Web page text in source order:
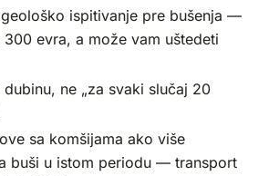
ispitivanje pre bušenja —
evra, a može vam uštedeti
dubinu, ne „za svaki slučaj 20
sa komšijama ako više
buši u istom periodu — transport